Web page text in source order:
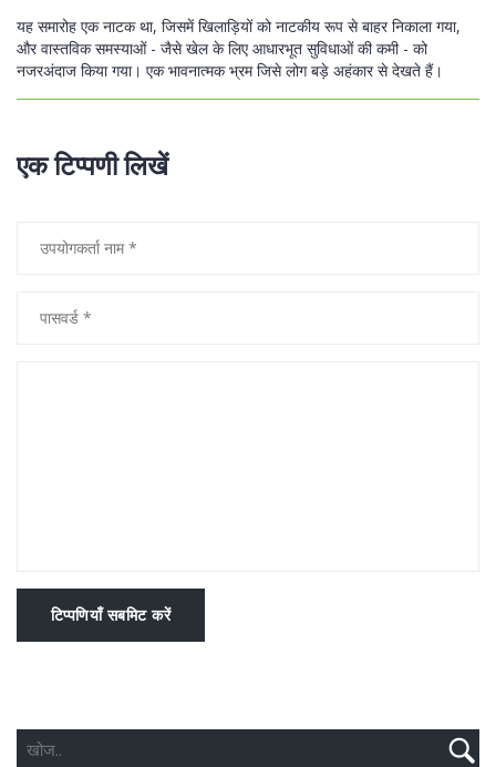
यह समारोह एक नाटक था, जिसमें खिलाड़ियों को नाटकीय रूप से बाहर निकाला गया,
और वास्तविक समस्याओं - जैसे खेल के लिए आधारभूत सुविधाओं की कमी - को
नजरअंदाज किया गया। एक भावनात्मक भ्रम जिसे लोग बड़े अहंकार से देखते हैं।
एक टिप्पणी लिखें
टिप्पणियाँ सबमिट करें